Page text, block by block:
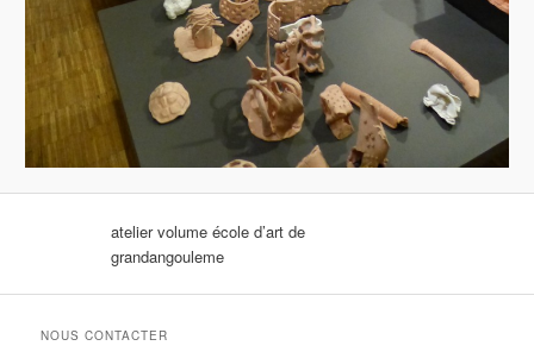
atelier volume école d’art de
grandangouleme
NOUS CONTACTER